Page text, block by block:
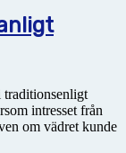
traditionsenligt
intresset från
om vädret kunde